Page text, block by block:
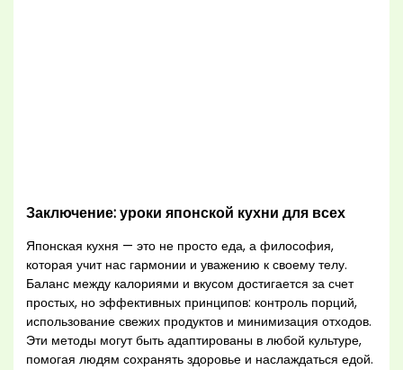
Заключение: уроки японской кухни для всех
Японская кухня — это не просто еда, а философия,
которая учит нас гармонии и уважению к своему телу.
Баланс между калориями и вкусом достигается за счет
простых, но эффективных принципов: контроль порций,
использование свежих продуктов и минимизация отходов.
Эти методы могут быть адаптированы в любой культуре,
помогая людям сохранять здоровье и наслаждаться едой.